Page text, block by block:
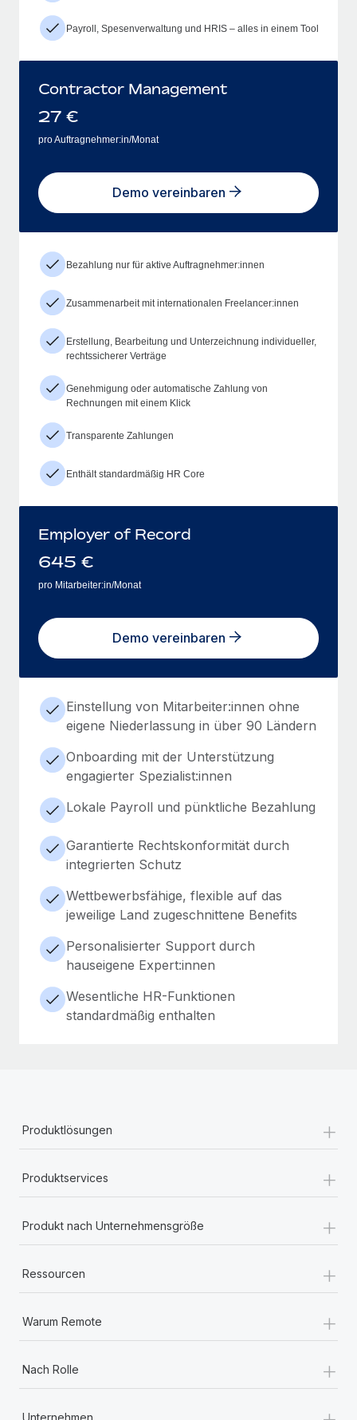
Payroll, Spesenverwaltung und HRIS – alles in einem Tool
Contractor Management
27 €
pro Auftragnehmer:in/Monat
Demo vereinbaren
Bezahlung nur für aktive Auftragnehmer:innen
Zusammenarbeit mit internationalen Freelancer:innen
Erstellung, Bearbeitung und Unterzeichnung individueller,
rechtssicherer Verträge
Genehmigung oder automatische Zahlung von
Rechnungen mit einem Klick
Transparente Zahlungen
Enthält standardmäßig HR Core
Employer of Record
645 €
pro Mitarbeiter:in/Monat
Demo vereinbaren
Einstellung von Mitarbeiter:innen ohne
eigene Niederlassung in über 90 Ländern
Onboarding mit der Unterstützung
engagierter Spezialist:innen
Lokale Payroll und pünktliche Bezahlung
Garantierte Rechtskonformität durch
integrierten Schutz
Wettbewerbsfähige, flexible auf das
jeweilige Land zugeschnittene Benefits
Personalisierter Support durch
hauseigene Expert:innen
Wesentliche HR-Funktionen
standardmäßig enthalten
Produktlösungen +
Produktservices +
Produkt nach Unternehmensgröße +
Ressourcen +
Warum Remote +
Nach Rolle +
Unternehmen